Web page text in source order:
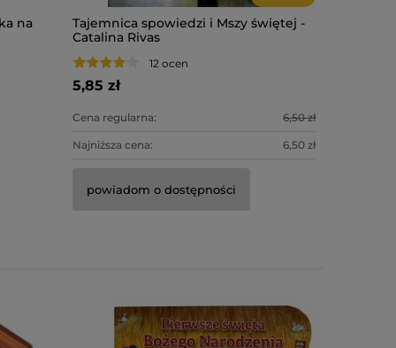
na
Tajemnica spowiedzi i Mszy świętej -
Catalina Rivas
12 ocen
5,85 zł
Cena regularna: 6,50 zł
Najniższa cena: 6,50 zł
powiadom o dostępności